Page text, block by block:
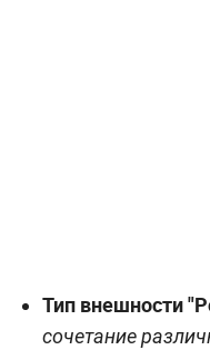
Тип внешности
сочетание